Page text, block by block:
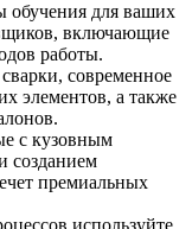
обучения для ваших
включающие
работы.
современное
элементов, а также
с кузовным
созданием
премиальных